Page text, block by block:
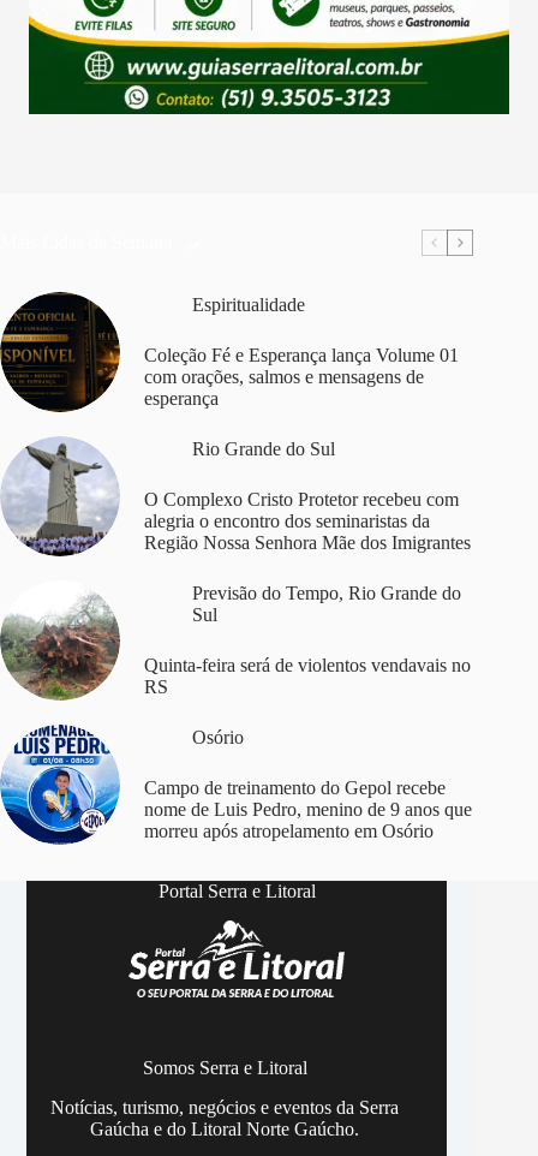
Espiritualidade
Coleção Fé e Esperança lança Volume 01
com orações, salmos e mensagens de
esperança
Rio Grande do Sul
O Complexo Cristo Protetor recebeu com
alegria o encontro dos seminaristas da
Região Nossa Senhora Mãe dos Imigrantes
Previsão do Tempo, Rio Grande do
Sul
Quinta-feira será de violentos vendavais no
RS
Osório
Campo de treinamento do Gepol recebe
nome de Luis Pedro, menino de 9 anos que
morreu após atropelamento em Osório
Portal Serra e Litoral
Somos Serra e Litoral
Notícias, turismo, negócios e eventos da Serra
Gaúcha e do Litoral Norte Gaúcho.